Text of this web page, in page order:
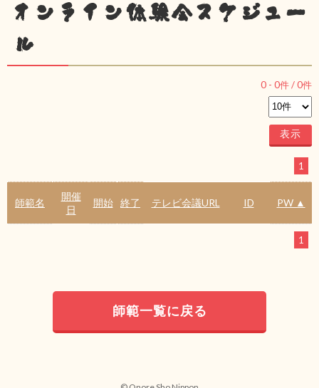
オンライン体験会スケジュー
ル
0 - 0件 /0件
1
師範名
開催
日
開始 終了 テレビ会議URL ID PW ▲
1
師範一覧に戻る